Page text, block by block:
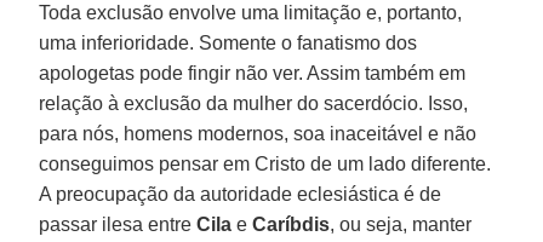
Toda exclusão envolve uma limitação e, portanto,
uma inferioridade. Somente o fanatismo dos
apologetas pode fingir não ver. Assim também em
relação à exclusão da mulher do sacerdócio. Isso,
para nós, homens modernos, soa inaceitável e não
conseguimos pensar em Cristo de um lado diferente.
A preocupação da autoridade eclesiástica é de
passar ilesa entreCila eCaríbdis, ou seja, manter